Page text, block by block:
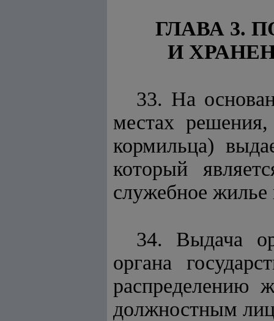
ГЛАВА 3.
И
33. На
местах
кормильца)
который
служебное жилье
34. Выдача
органа
распределению
должностным